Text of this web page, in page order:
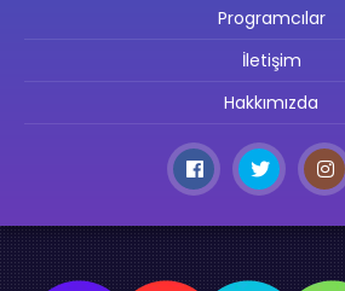
Programcılar
İletişim
Hakkımızda